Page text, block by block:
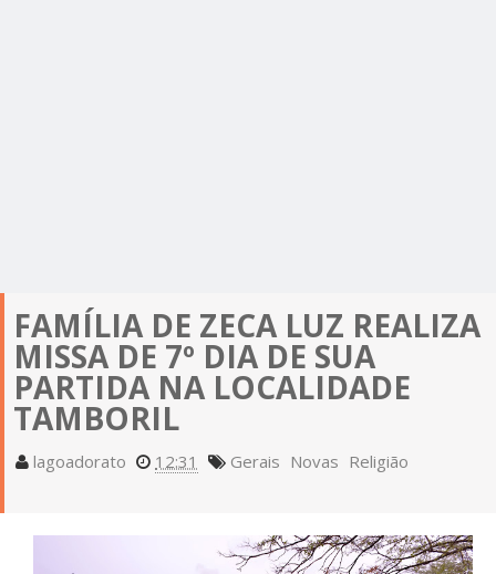
FAMÍLIA DE ZECA LUZ REALIZA
MISSA DE 7º DIA DE SUA
PARTIDA NA LOCALIDADE
TAMBORIL
lagoadorato 12:31 Gerais Novas Religião